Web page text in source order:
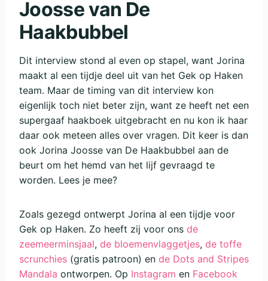
Joosse van De
Haakbubbel
Dit interview stond al even op stapel, want Jorina
maakt al een tijdje deel uit van het Gek op Haken
team. Maar de timing van dit interview kon
eigenlijk toch niet beter zijn, want ze heeft net een
supergaaf haakboek uitgebracht en nu kon ik haar
daar ook meteen alles over vragen. Dit keer is dan
ook Jorina Joosse van De Haakbubbel aan de
beurt om het hemd van het lijf gevraagd te
worden. Lees je mee?
Zoals gezegd ontwerpt Jorina al een tijdje voor
Gek op Haken. Zo heeft zij voor ons de
zeemeerminsjaal, de bloemenvlaggetjes, de toffe
scrunchies (gratis patroon) en de Dots and Stripes
Mandala ontworpen. Op Instagram en Facebook